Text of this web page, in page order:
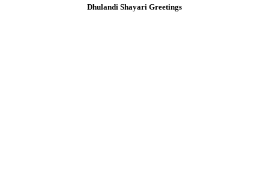
Dhulandi Shayari Greetings